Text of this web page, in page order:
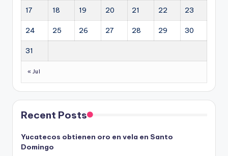
17 18 19 20 21 22 23
24 25 26 27 28 29 30
31
« Jul
Recent Posts
Yucatecos obtienen oro en vela en Santo
Domingo